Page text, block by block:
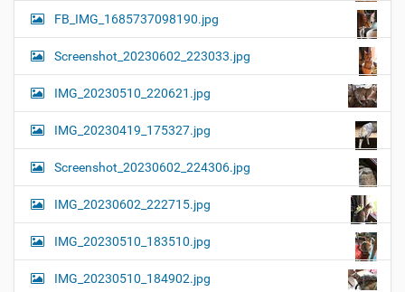
FB_IMG_1685737098190.jpg
Screenshot_20230602_223033.jpg
IMG_20230510_220621.jpg
IMG_20230419_175327.jpg
Screenshot_20230602_224306.jpg
IMG_20230602_222715.jpg
IMG_20230510_183510.jpg
IMG_20230510_184902.jpg